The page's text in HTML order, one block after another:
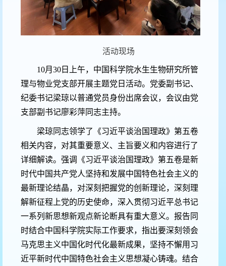
活动现场
10月30日上午，中国科学院水生生物研究所管
理与物业党支部开展主题党日活动。党委副书记、
纪委书记梁琼以普通党员身份出席会议，会议由党
支部副书记廖彩萍同志主持。
梁琼同志领学了《习近平谈治国理政》第五卷
相关内容，对其重要意义、主旨要义和内容进行了
详细解读。强调《习近平谈治国理政》第五卷是新
时代中国共产党人坚持和发展中国特色社会主义的
最新理论结晶，对深刻把握党的创新理论，深刻理
解新征程上党的历史使命，深入贯彻习近平总书记
一系列新思想新观点新论断具有重大意义。报告同
时结合中国科学院实际工作要求，指出要深刻领会
马克思主义中国化时代化最新成果，坚持不懈用习
近平新时代中国特色社会主义思想凝心铸魂。结合